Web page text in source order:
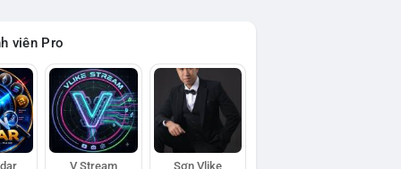
viên Pro
V Stream Sơn Vlike